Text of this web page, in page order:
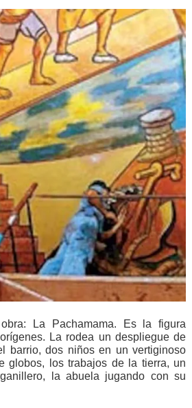
La Pachamama. Es la figura
La rodea un despliegue de
barrio, dos niños en un vertiginoso
globos, los trabajos de la tierra, un
la abuela jugando con su